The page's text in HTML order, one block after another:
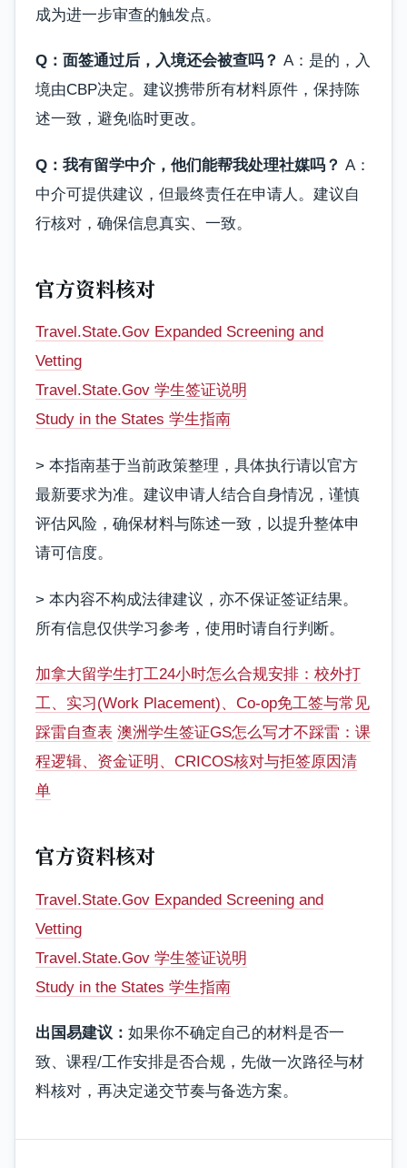
成为进一步审查的触发点。
Q：面签通过后，入境还会被查吗？ A：是的，入
境由CBP决定。建议携带所有材料原件，保持陈
述一致，避免临时更改。
Q：我有留学中介，他们能帮我处理社媒吗？ A：
中介可提供建议，但最终责任在申请人。建议自
行核对，确保信息真实、一致。
官方资料核对
Travel.State.Gov Expanded Screening and
Vetting
Travel.State.Gov 学生签证说明
Study in the States 学生指南
> 本指南基于当前政策整理，具体执行请以官方
最新要求为准。建议申请人结合自身情况，谨慎
评估风险，确保材料与陈述一致，以提升整体申
请可信度。
> 本内容不构成法律建议，亦不保证签证结果。
所有信息仅供学习参考，使用时请自行判断。
加拿大留学生打工24小时怎么合规安排：校外打
工、实习(Work Placement)、Co-op免工签与常见
踩雷自查表 澳洲学生签证GS怎么写才不踩雷：课
程逻辑、资金证明、CRICOS核对与拒签原因清
单
官方资料核对
Travel.State.Gov Expanded Screening and
Vetting
Travel.State.Gov 学生签证说明
Study in the States 学生指南
出国易建议： 如果你不确定自己的材料是否一
致、课程/工作安排是否合规，先做一次路径与材
料核对，再决定递交节奏与备选方案。